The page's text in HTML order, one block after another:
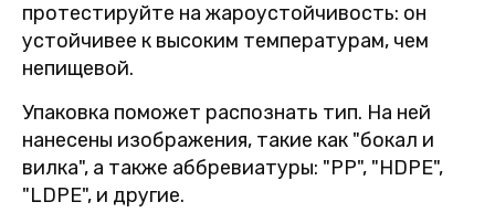
протестируйте на жароустойчивость: он
устойчивее к высоким температурам, чем
непищевой.
Упаковка поможет распознать тип. На ней
нанесены изображения, такие как "бокал и
вилка", а также аббревиатуры: "PP", "HDPE",
"LDPE", и другие.